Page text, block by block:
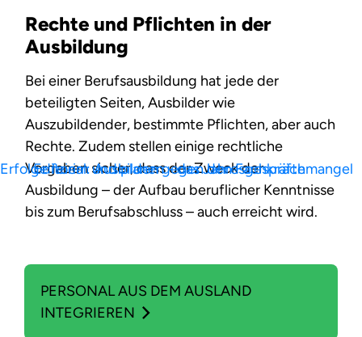
Rechte und Pflichten in der
Ausbildung
Bei einer Berufsausbildung hat jede der
beteiligten Seiten, Ausbilder wie
Auszubildender, bestimmte Pflichten, aber auch
Rechte. Zudem stellen einige rechtliche
Vorgaben sicher, dass der Zweck der
Ausbildung – der Aufbau beruflicher Kenntnisse
bis zum Berufsabschluss – auch erreicht wird.
PERSONAL AUS DEM AUSLAND
INTEGRIEREN
Erfolge feiern und planen - das Jahresgespräch
Editorial: Ausbilden gegen den Fachkräftemangel